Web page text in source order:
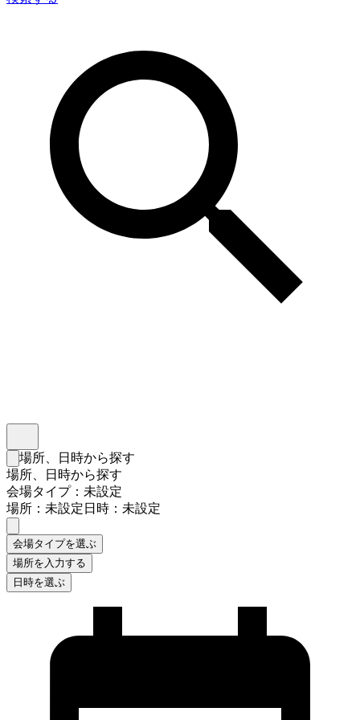
検索フォームを閉じる
場所、日時から探す
場所、日時から探す
会場タイプ：未設定
場所：未設定日時：未設定
会場タイプを選ぶ
場所を入力する
日時を選ぶ